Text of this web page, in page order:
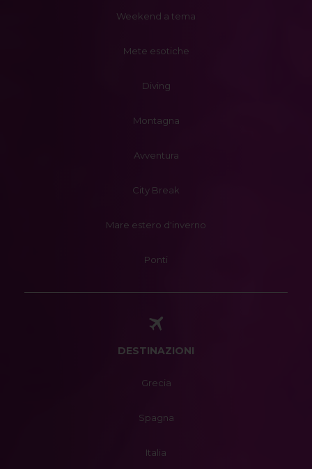
Weekend a tema
Mete esotiche
Diving
Montagna
Avventura
City Break
Mare estero d'inverno
Ponti
DESTINAZIONI
Grecia
Spagna
Italia